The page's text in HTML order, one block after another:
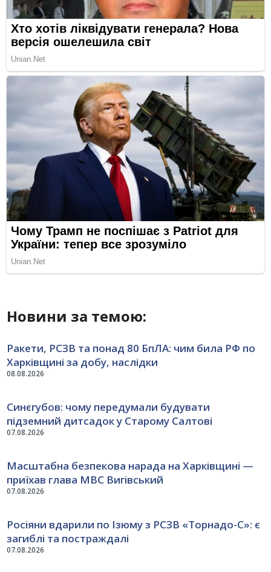
Новини за темою:
08.08.2026
Ракети, РСЗВ та понад 80 БпЛА: чим била РФ по
Харківщині за добу, наслідки
07.08.2026
Синєгубов: чому передумали будувати
підземний дитсадок у Старому Салтові
07.08.2026
Масштабна безпекова нарада на Харківщині —
приїхав глава МВС Вигівський
07.08.2026
Росіяни вдарили по Ізюму з РСЗВ «Торнадо-С»: є
загиблі та постраждалі